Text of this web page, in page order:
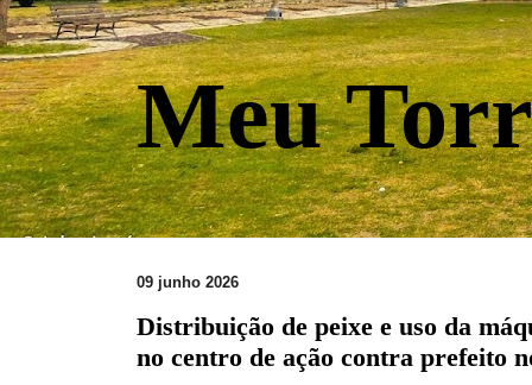
Meu
09 junho 2026
Distribuição de peixe e uso da
no centro de ação contra prefeito